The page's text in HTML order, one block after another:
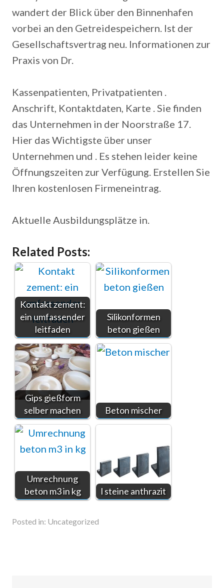
wandert der Blick über den Binnenhafen
vorbei an den Getreidespeichern. Ist der
Gesellschaftsvertrag neu. Informationen zur
Praxis von Dr.
Kassenpatienten, Privatpatienten .
Anschrift, Kontaktdaten, Karte . Sie finden
das Unternehmen in der Noorstraße 17.
Hier das Wichtigste über unser
Unternehmen und . Es stehen leider keine
Öffnungszeiten zur Verfügung. Erstellen Sie
Ihren kostenlosen Firmeneintrag.
Aktuelle Ausbildungsplätze in.
Related Posts:
Kontakt zement:
ein umfassender
leitfaden
Silikonformen
beton gießen
Gips gießform
selber machen
Beton mischer
Umrechnung
beton m3 in kg
l steine anthrazit
Posted in: Uncategorized